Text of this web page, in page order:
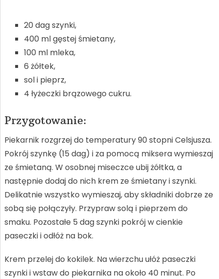
20 dag szynki,
400 ml gęstej śmietany,
100 ml mleka,
6 żółtek,
sol i pieprz,
4 łyżeczki brązowego cukru.
Przygotowanie:
Piekarnik rozgrzej do temperatury 90 stopni Celsjusza.
Pokrój szynkę (15 dag) i za pomocą miksera wymieszaj
ze śmietaną. W osobnej miseczce ubij żółtka, a
następnie dodaj do nich krem ze śmietany i szynki.
Delikatnie wszystko wymieszaj, aby składniki dobrze ze
sobą się połączyły. Przypraw solą i pieprzem do
smaku. Pozostałe 5 dag szynki pokrój w cienkie
paseczki i odłóż na bok.
Krem przelej do kokilek. Na wierzchu ułóż paseczki
szynki i wstaw do piekarnika na około 40 minut. Po